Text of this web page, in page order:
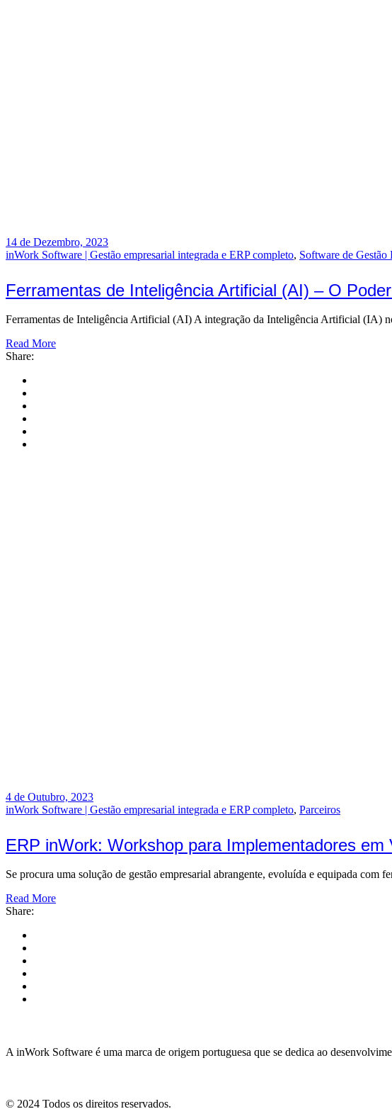
14 de Dezembro, 2023
inWork Software | Gestão empresarial integrada e ERP completo, Software de
Ferramentas de Inteligência Artificial (AI) – O
Ferramentas de Inteligência Artificial (AI) A integração da Inteligência Artificial (IA)
Read More
Share:
4 de Outubro, 2023
inWork Software | Gestão empresarial integrada e ERP completo, Parceiros
ERP inWork: Workshop para Implementadores em
Se procura uma solução de gestão empresarial abrangente, evoluída e equipada com
Read More
Share:
A inWork Software é uma marca de origem portuguesa que se dedica ao
© 2024 Todos os direitos reservados.